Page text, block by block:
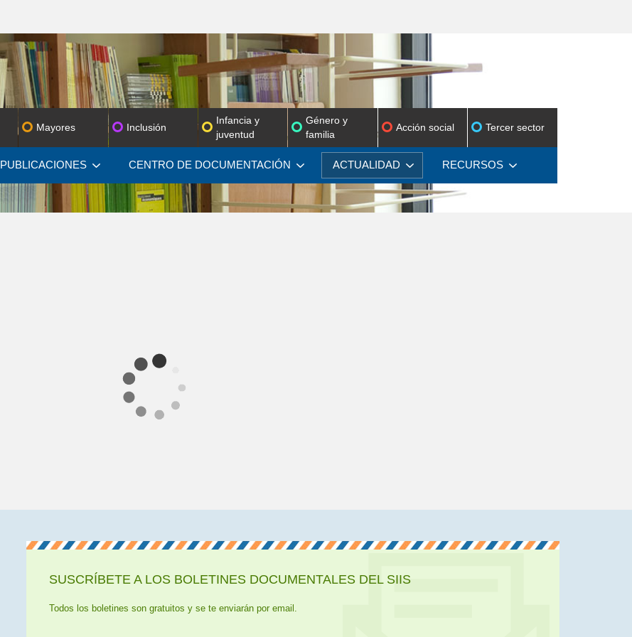
PUBLICACIONES CENTRO DE DOCUMENTACIÓN ACTUALIDAD RECURSOS
Mayores Inclusión
Infancia y
juventud
Género y
familia
Acción social Tercer sector
SUSCRÍBETE A LOS BOLETINES DOCUMENTALES DEL SIIS
Todos los boletines son gratuitos y se te enviarán por email.